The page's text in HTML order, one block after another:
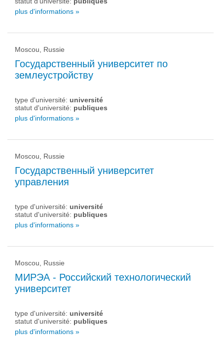
plus d'informations »
Moscou, Russie
Государственный университет по
землеустройству
type d'université: université
statut d'université: publiques
plus d'informations »
Moscou, Russie
Государственный университет
управления
type d'université: université
statut d'université: publiques
plus d'informations »
Moscou, Russie
МИРЭА - Российский технологический
университет
type d'université: université
statut d'université: publiques
plus d'informations »